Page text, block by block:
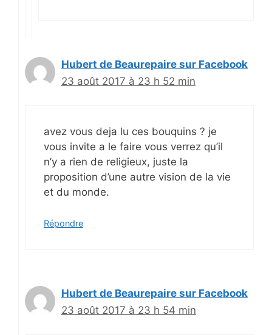
Hubert de Beaurepaire sur Facebook
23 août 2017 à 23 h 52 min
avez vous deja lu ces bouquins ? je
vous invite a le faire vous verrez qu’il
n’y a rien de religieux, juste la
proposition d’une autre vision de la vie
et du monde.
Répondre
Hubert de Beaurepaire sur Facebook
23 août 2017 à 23 h 54 min